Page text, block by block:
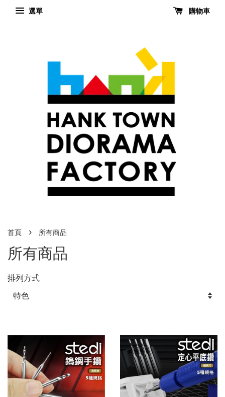
選單 購物車
首頁 › 所有商品
所有商品
排列方式